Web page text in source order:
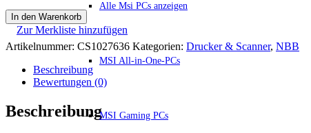
Alle Msi PCs anzeigen
MSI All-in-One-PCs
MSI Gaming PCs
In den Warenkorb
Zur Merkliste hinzufügen
Artikelnummer: CS1027636 Kategorien: Drucker & Scanner, NBB
Beschreibung
Bewertungen (0)
Beschreibung